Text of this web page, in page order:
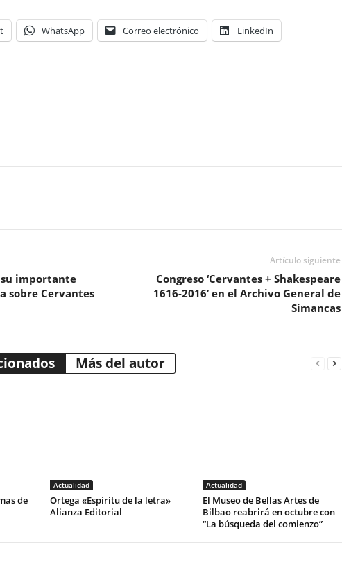
WhatsApp Correo electrónico LinkedIn
su importante
sobre Cervantes
Artículo siguiente
Congreso ‘Cervantes + Shakespeare
1616-2016’ en el Archivo General de
Simancas
Más del autor
de
Actualidad
Ortega «Espíritu de la letra»
Alianza Editorial
Actualidad
El Museo de Bellas Artes de
Bilbao reabrirá en octubre con
“La búsqueda del comienzo”